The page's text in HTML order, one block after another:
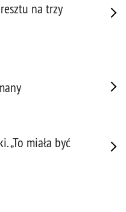
na trzy
„To miała być